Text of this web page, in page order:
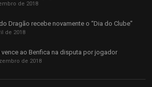
de 2018
Dragão recebe novamente o “Dia do Clube”
de 2018
vence ao Benfica na disputa por jogador
de 2018